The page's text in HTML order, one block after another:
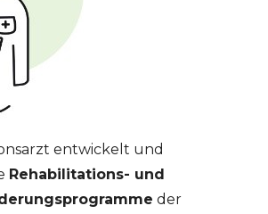
entwickelt und
Rehabilitations- und
der